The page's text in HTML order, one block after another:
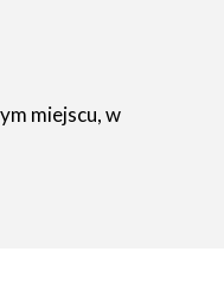
miejscu, w